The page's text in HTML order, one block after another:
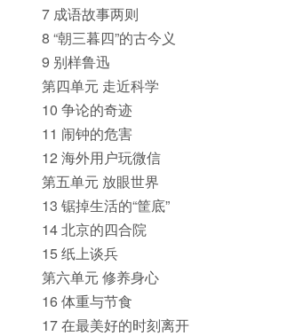
7 成语故事两则
8 “朝三暮四”的古今义
9 别样鲁迅
第四单元 走近科学
10 争论的奇迹
11 闹钟的危害
12 海外用户玩微信
第五单元 放眼世界
13 锯掉生活的“筐底”
14 北京的四合院
15 纸上谈兵
第六单元 修养身心
16 体重与节食
17 在最美好的时刻离开